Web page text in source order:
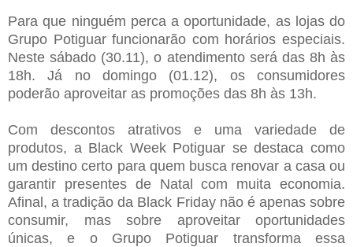
Para que ninguém perca a oportunidade, as lojas do
Grupo Potiguar funcionarão com horários especiais.
Neste sábado (30.11), o atendimento será das 8h às
18h. Já no domingo (01.12), os consumidores
poderão aproveitar as promoções das 8h às 13h.
Com descontos atrativos e uma variedade de
produtos, a Black Week Potiguar se destaca como
um destino certo para quem busca renovar a casa ou
garantir presentes de Natal com muita economia.
Afinal, a tradição da Black Friday não é apenas sobre
consumir, mas sobre aproveitar oportunidades
únicas, e o Grupo Potiguar transforma essa